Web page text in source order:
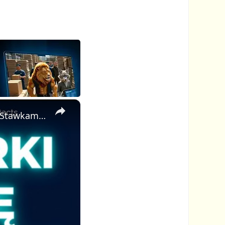
×
Ten Darmowy Katalog Pozwala Markom Cię Znaleźć — Z Twoimi Stawkami Już Wyświetlonymi